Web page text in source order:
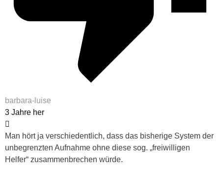
barbara-luise
3 Jahre her
Man hört ja verschiedentlich, dass das bisherige System der
unbegrenzten Aufnahme ohne diese sog. „freiwilligen
Helfer“ zusammenbrechen würde.